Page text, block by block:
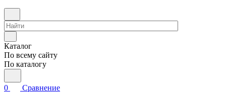
Каталог
По всему сайту
По каталогу
0
Сравнение